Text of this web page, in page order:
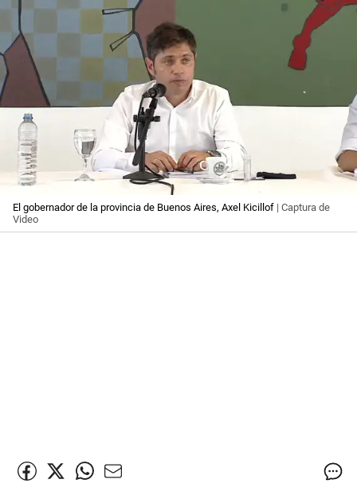
El gobernador de la provincia de Buenos Aires, Axel Kicillof | Captura de
Video